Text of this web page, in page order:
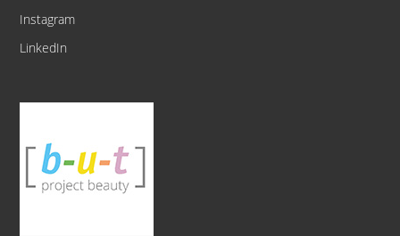
Instagram
LinkedIn